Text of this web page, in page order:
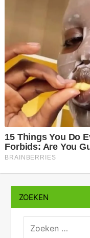
ZOEKEN
zoeken: